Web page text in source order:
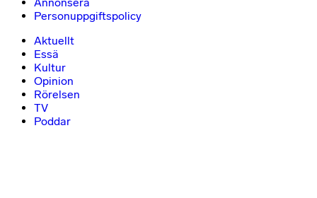
Personuppgiftspolicy
Aktuellt
Essä
Kultur
Opinion
Rörelsen
TV
Poddar